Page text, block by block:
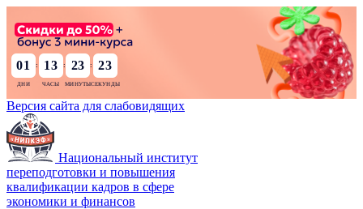
01 : 13 : 23 : 22
Версия сайта для слабовидящих
Национальный институт
переподготовки и повышения
квалификации кадров в сфере
экономики и финансов